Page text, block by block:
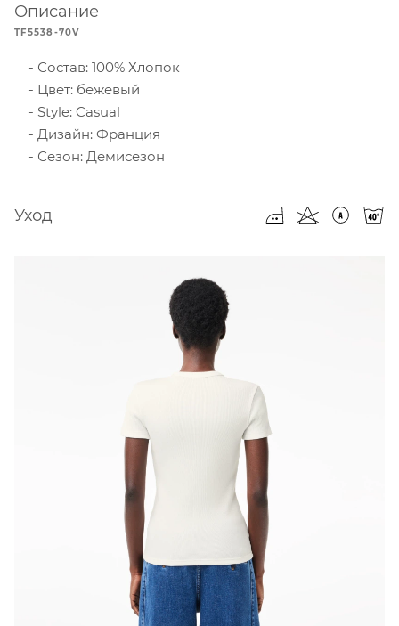
Описание
TF5538-70V
Состав: 100% Хлопок
Цвет: бежевый
Style: Casual
Дизайн: Франция
Сезон: Демисезон
Уход